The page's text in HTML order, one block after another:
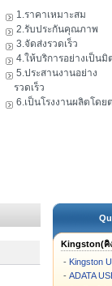
1.ราคาเหมาะสม
2.รับประกันคุณภาพ
3.จัดส่งรวดเร็ว
4.ให้บริการอย่างเป็นมิ
5.ประสานงานอย่าง
รวดเร็ว
6.เป็นโรงงานผลิตโดย
Kingston(คิ
- Kingston
- ADATA